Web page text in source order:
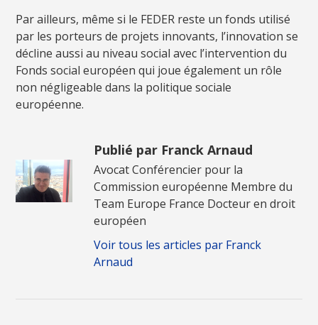
Par ailleurs, même si le FEDER reste un fonds utilisé
par les porteurs de projets innovants, l’innovation se
décline aussi au niveau social avec l’intervention du
Fonds social européen qui joue également un rôle
non négligeable dans la politique sociale
européenne.
Publié par Franck Arnaud
Avocat Conférencier pour la
Commission européenne Membre du
Team Europe France Docteur en droit
européen
Voir tous les articles par Franck
Arnaud